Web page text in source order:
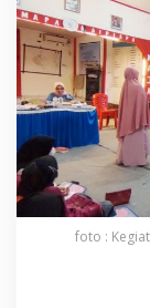
foto :